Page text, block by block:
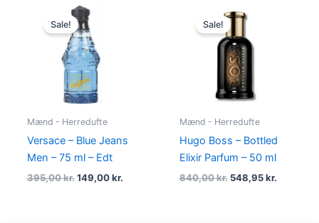
Sale!
Mænd - Herredufte
Versace – Blue Jeans
Men – 75 ml – Edt
395,00kr.
Original
price
was:
395,00 kr..
149,00kr.
Sale!
Mænd - Herredufte
Hugo Boss – Bottled
Elixir Parfum – 50 ml
840,00kr.
price
was:
840,00 kr..
548,95kr.